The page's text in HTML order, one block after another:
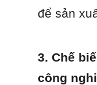
để sản
3. Chế
công